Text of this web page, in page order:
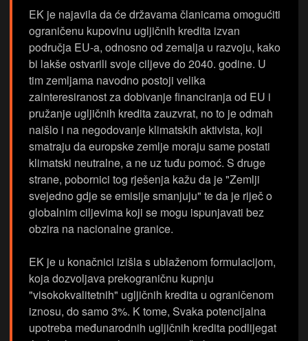
EK je najavila da će državama članicama omogućiti
ograničenu kupovinu ugljičnih kredita izvan
područja EU-a, odnosno od zemalja u razvoju, kako
bi lakše ostvarili svoje ciljeve do 2040. godine. U
tim zemljama navodno postoji velika
zainteresiranost za dobivanje financiranja od EU i
pružanje ugljičnih kredita zauzvrat, no to je odmah
naišlo i na negodovanje klimatskih aktivista, koji
smatraju da europske zemlje moraju same postati
klimatski neutralne, a ne uz tuđu pomoć. S druge
strane, pobornici tog rješenja kažu da je "Zemlji
svejedno gdje se emisije smanjuju" te da je riječ o
globalnim ciljevima koji se mogu ispunjavati bez
obzira na nacionalne granice.
EK je u konačnici izišla s ublaženom formulacijom,
koja dozvoljava prekograničnu kupnju
"visokokvalitetnih" ugljičnih kredita u ograničenom
iznosu, do samo 3%. K tome, Svaka potencijalna
upotreba međunarodnih ugljičnih kredita podlijegat